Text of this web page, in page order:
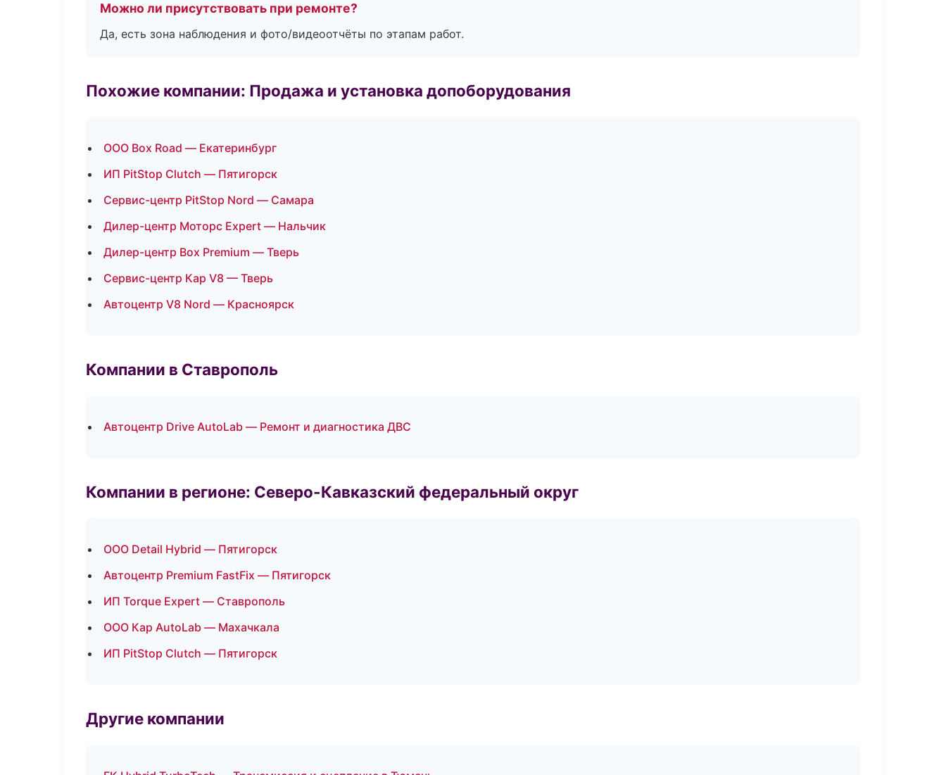
Можно ли присутствовать при ремонте?
Да, есть зона наблюдения и фото/видеоотчёты по этапам работ.
Похожие компании: Продажа и установка допоборудования
ООО Box Road — Екатеринбург
ИП PitStop Clutch — Пятигорск
Сервис-центр PitStop Nord — Самара
Дилер-центр Моторс Expert — Нальчик
Дилер-центр Box Premium — Тверь
Сервис-центр Кар V8 — Тверь
Автоцентр V8 Nord — Красноярск
Компании в Ставрополь
Автоцентр Drive AutoLab — Ремонт и диагностика ДВС
Компании в регионе: Северо-Кавказский федеральный округ
ООО Detail Hybrid — Пятигорск
Автоцентр Premium FastFix — Пятигорск
ИП Torque Expert — Ставрополь
ООО Кар AutoLab — Махачкала
ИП PitStop Clutch — Пятигорск
Другие компании